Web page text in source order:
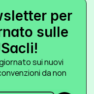
per
sulle
sui nuovi
da non